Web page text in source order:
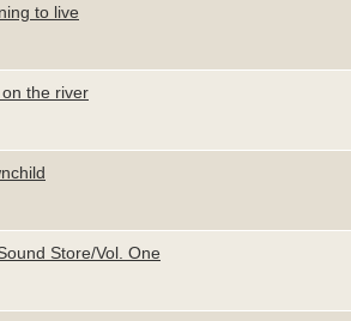
to live
on the river
Store/Vol. One